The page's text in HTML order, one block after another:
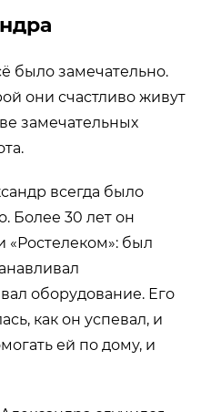
было замечательно.
они счастливо живут
замечательных
всегда было
Более 30 лет он
«Ростелеком»: был
оборудование. Его
как он успевал, и
ей по дому, и